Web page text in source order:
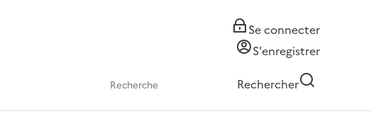
Se connecter
S'enregistrer
Rechercher